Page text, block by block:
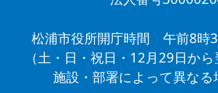
松浦市役所開庁時間 午前8時
（土・日・祝日・12月29日か
施設・部署によって異な